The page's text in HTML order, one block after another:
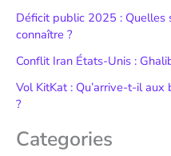
Déficit public 2025 : Quelles
connaître ?
Conflit Iran États-Unis :
Vol KitKat : Qu’arrive-t-il
?
Categories